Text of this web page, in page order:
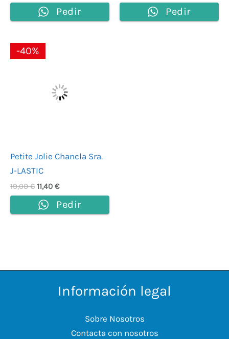
Pedir Pedir
-40%
Petite Jolie Chancla Sra.
J-LASTIC
19,00€
El
precio
19,00 €.
11,40 €
11,40 €.
Pedir
Información legal
Sobre Nosotros
Contacta con nosotros